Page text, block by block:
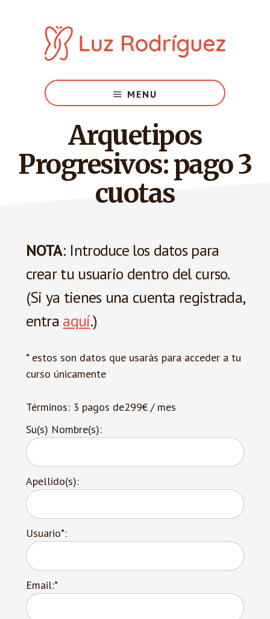
tu
Potencial
Main
navigation
MENU
Arquetipos
Progresivos: pago 3
cuotas
NOTA: Introduce los datos para
crear tu usuario dentro del curso.
(Si ya tienes una cuenta registrada,
entra aquí.)
* estos son datos que usarás para acceder a tu
curso únicamente
Términos: 3 pagos de299€ / mes
Su(s) Nombre(s):
Apellido(s):
Usuario*:
Email:*